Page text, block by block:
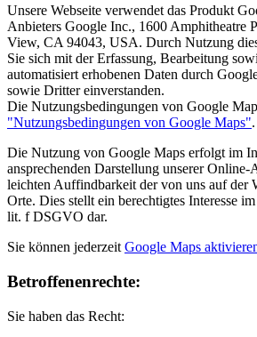
Unsere Webseite verwendet das Produkt
Anbieters Google Inc., 1600 Amphitheatre
View, CA 94043, USA. Durch Nutzung
Sie sich mit der Erfassung, Bearbeitung
automatisiert erhobenen Daten durch
sowie Dritter einverstanden.
Die Nutzungsbedingungen von Google
"Nutzungsbedingungen von Google Maps".
Die Nutzung von Google Maps erfolgt im
ansprechenden Darstellung unserer Online-
leichten Auffindbarkeit der von uns auf der
Orte. Dies stellt ein berechtigtes Interesse
lit. f DSGVO dar.
Sie können jederzeit Google Maps
Betroffenenrechte:
Sie haben das Recht: